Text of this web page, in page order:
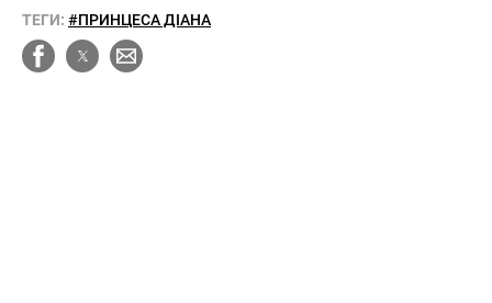
ТЕГИ: #ПРИНЦЕСА ДІАНА